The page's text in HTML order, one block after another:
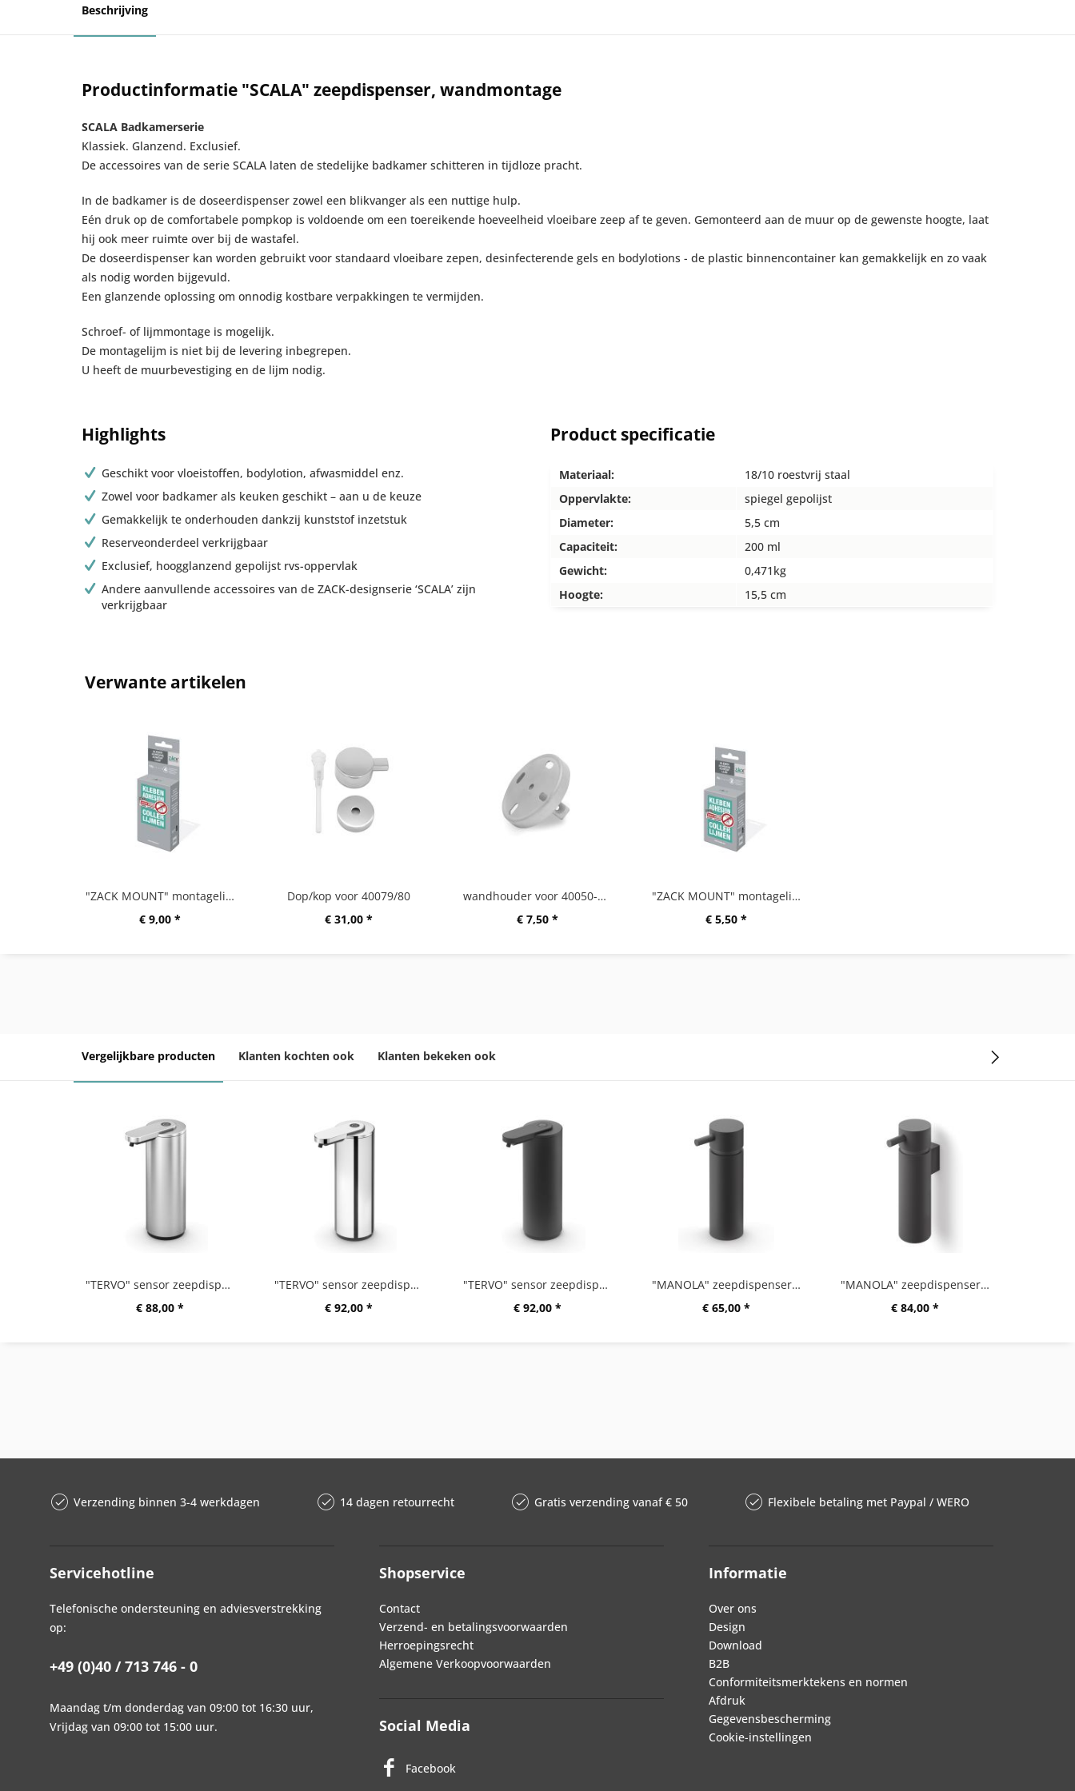
Beschrijving
Productinformatie "SCALA" zeepdispenser, wandmontage
SCALA Badkamerserie
Klassiek. Glanzend. Exclusief.
De accessoires van de serie SCALA laten de stedelijke badkamer schitteren in tijdloze pracht.
In de badkamer is de doseerdispenser zowel een blikvanger als een nuttige hulp.
Eén druk op de comfortabele pompkop is voldoende om een toereikende hoeveelheid vloeibare zeep af te geven. Gemonteerd aan de muur op de gewenste hoogte, laat
hij ook meer ruimte over bij de wastafel.
De doseerdispenser kan worden gebruikt voor standaard vloeibare zepen, desinfecterende gels en bodylotions - de plastic binnencontainer kan gemakkelijk en zo vaak
als nodig worden bijgevuld.
Een glanzende oplossing om onnodig kostbare verpakkingen te vermijden.
Schroef- of lijmmontage is mogelijk.
De montagelijm is niet bij de levering inbegrepen.
U heeft de muurbevestiging en de lijm nodig.
Highlights
Geschikt voor vloeistoffen, bodylotion, afwasmiddel enz.
Zowel voor badkamer als keuken geschikt – aan u de keuze
Gemakkelijk te onderhouden dankzij kunststof inzetstuk
Reserveonderdeel verkrijgbaar
Exclusief, hoogglanzend gepolijst rvs-oppervlak
Andere aanvullende accessoires van de ZACK-designserie ‘SCALA’ zijn
verkrijgbaar
Product specificatie
Materiaal:
18/10 roestvrij staal
Oppervlakte:
spiegel gepolijst
Diameter:
5,5 cm
Capaciteit:
200 ml
Gewicht:
0,471kg
Hoogte:
15,5 cm
Verwante artikelen
"ZACK MOUNT" montagelijm 12g
€ 9,00 *
Dop/kop voor 40079/80
€ 31,00 *
wandhouder voor 40050-60/63/65/80
€ 7,50 *
"ZACK MOUNT" montagelijm, 6 g
€ 5,50 *
Vergelijkbare producten Klanten kochten ook Klanten bekeken ook
"TERVO" sensor zeepdispenser, mat geborsteld
€ 88,00 *
"TERVO" sensor zeepdispenser, hoogglans
€ 92,00 *
"TERVO" sensor zeepdispenser, zwart
€ 92,00 *
"MANOLA" zeepdispenser, groot, zwart
€ 65,00 *
"MANOLA" zeepdispenser, groot, wandmontage, zwart
€ 84,00 *
Verzending binnen 3-4 werkdagen 14 dagen retourrecht Gratis verzending vanaf € 50 Flexibele betaling met Paypal / WERO
Servicehotline
Telefonische ondersteuning en adviesverstrekking
op:
+49 (0)40 / 713 746 - 0
Maandag t/m donderdag van 09:00 tot 16:30 uur,
Vrijdag van 09:00 tot 15:00 uur.
Shopservice
Contact
Verzend- en betalingsvoorwaarden
Herroepingsrecht
Algemene Verkoopvoorwaarden
Social Media
Facebook
Informatie
Over ons
Design
Download
B2B
Conformiteitsmerktekens en normen
Afdruk
Gegevensbescherming
Cookie-instellingen